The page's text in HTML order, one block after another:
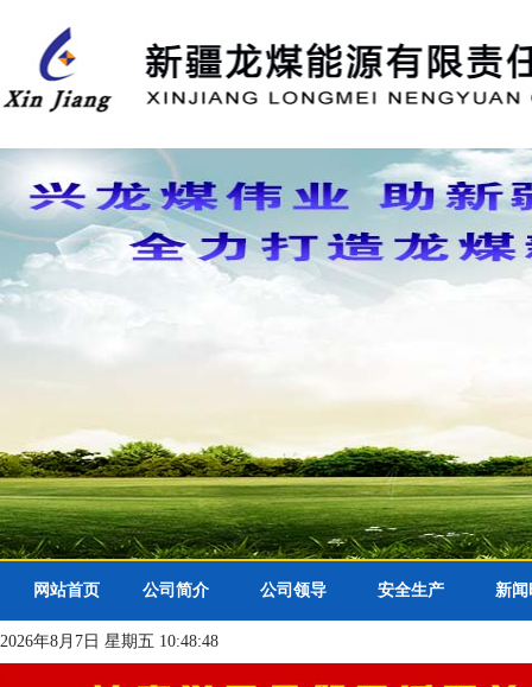
网站首页 公司简介 公司领导 安全生产 新
2026年8月7日 星期五 10:48:49